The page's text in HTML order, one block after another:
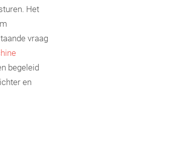
Het
vraag
begeleid
en